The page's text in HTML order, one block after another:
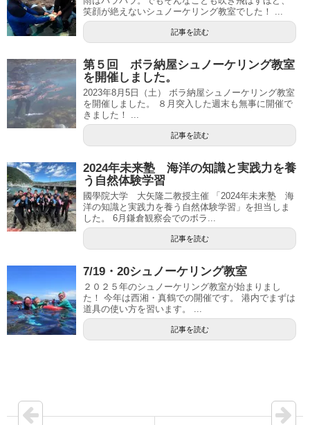
笑顔が絶えないシュノーケリング教室でした！ ...
記事を読む
第５回 ボラ納屋シュノーケリング教室
を開催しました。
2023年8月5日（土） ボラ納屋シュノーケリング教室
を開催しました。 ８月突入した週末も無事に開催で
きました！ ...
記事を読む
2024年未来塾 海洋の知識と実践力を養
う自然体験学習
國學院大学 大矢隆二教授主催 「2024年未来塾 海
洋の知識と実践力を養う自然体験学習」を担当しま
した。 6月鎌倉観察会でのボラ...
記事を読む
7/19・20シュノーケリング教室
２０２５年のシュノーケリング教室が始まりまし
た！ 今年は西湘・真鶴での開催です。 港内でまずは
道具の使い方を習います。 ...
記事を読む